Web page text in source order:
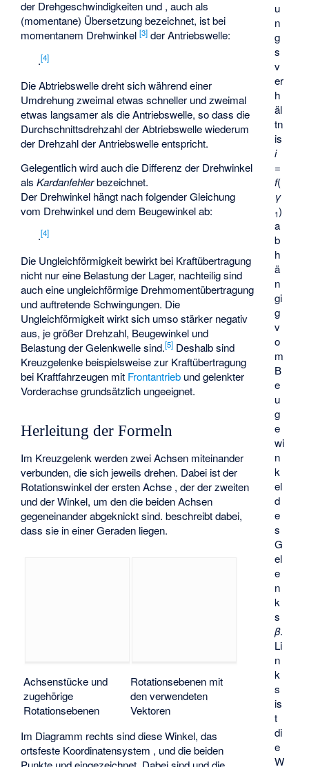
u
n
g
s
v
er
h
äl
tn
is
i
=
f(
γ
1)
a
b
h
ä
n
gi
g
v
o
m
B
e
u
g
e
wi
n
k
el
d
e
s
G
el
e
n
k
s
β.
Li
n
k
s
is
t
di
e
W
der Drehgeschwindigkeiten und , auch als
(momentane) Übersetzungbezeichnet, ist bei
momentanem Drehwinkel[3] der Antriebswelle:
.[4]
Die Abtriebswelle dreht sich während einer
Umdrehung zweimal etwas schneller und zweimal
etwas langsamer als die Antriebswelle, so dass die
Durchschnittsdrehzahl der Abtriebswelle wiederum
der Drehzahl der Antriebswelle entspricht.
Gelegentlich wird auch die Differenz der Drehwinkel
alsKardanfehlerbezeichnet.
Der Drehwinkel hängt nach folgender Gleichung
vom Drehwinkel und dem Beugewinkelab:
.[4]
Die Ungleichförmigkeit bewirkt bei Kraftübertragung
nicht nur eine Belastung der Lager, nachteilig sind
auch eine ungleichförmige Drehmomentübertragung
und auftretende Schwingungen. Die
Ungleichförmigkeit wirkt sich umso stärker negativ
aus, je größer Drehzahl, Beugewinkel und
Belastung der Gelenkwelle sind.[5] Deshalb sind
Kreuzgelenke beispielsweise zur Kraftübertragung
bei Kraftfahrzeugen mit Frontantrieb und gelenkter
Vorderachse grundsätzlich ungeeignet.
Herleitung der Formeln
Im Kreuzgelenk werden zwei Achsen miteinander
verbunden, die sich jeweils drehen. Dabei ist der
Rotationswinkel der ersten Achse ,der der zweiten
undder Winkel, um den die beiden Achsen
gegeneinander abgeknickt sind.beschreibt dabei,
dass sie in einer Geraden liegen.
Achsenstücke und
zugehörige
Rotationsebenen
Rotationsebenen mit
den verwendeten
Vektoren
Im Diagramm rechts sind diese Winkel, das
ortsfeste Koordinatensystem , und die beiden